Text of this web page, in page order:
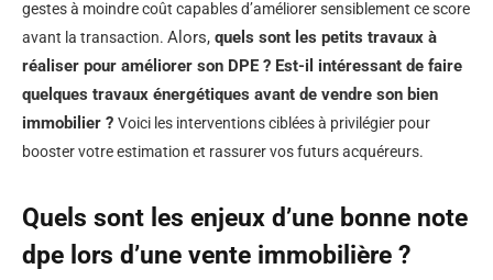
gestes à moindre coût capables d’améliorer sensiblement ce score
avant la transaction. Alors, quels sont les petits travaux à
réaliser pour améliorer son DPE ? Est-il intéressant de faire
quelques travaux énergétiques avant de vendre son bien
immobilier ? Voici les interventions ciblées à privilégier pour
booster votre estimation et rassurer vos futurs acquéreurs.
Quels sont les enjeux d’une bonne note
dpe lors d’une vente immobilière ?